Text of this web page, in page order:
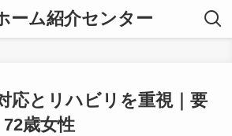
ーム紹介センター
応とリハビリを重視｜要
歳女性